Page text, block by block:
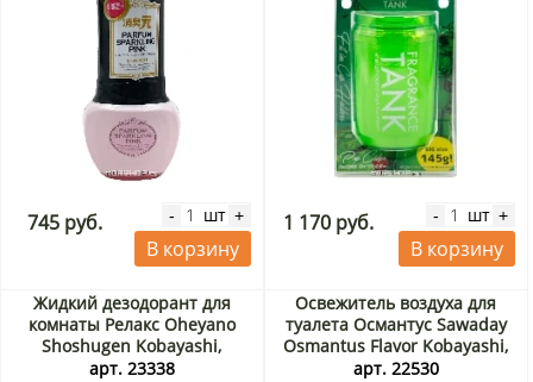
745 руб. - шт +
В корзину
1 170 руб. - шт +
В корзину
Жидкий дезодорант для
комнаты Релакс Oheyano
Shoshugen Kobayashi,
Япония, 400 мл Акция
арт. 23338
Освежитель воздуха для
туалета Османтус Sawaday
Osmantus Flavor Kobayashi,
Япония, 140 г
арт. 22530